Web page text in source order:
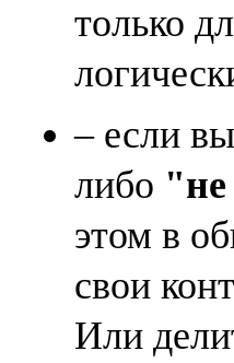
только
– если
либо "не
этом в
свои
Или